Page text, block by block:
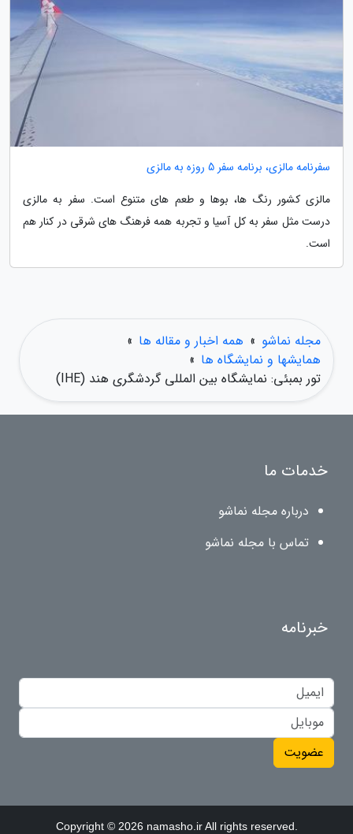
سفرنامه مالزی، برنامه سفر 5 روزه به مالزی
مالزی کشور رنگ ها، بوها و طعم های متنوع است. سفر به مالزی
درست مثل سفر به کل آسیا و تجربه همه فرهنگ های شرقی در کنار هم
است.
مجله نماشو » همه اخبار و مقاله ها »
همایشها و نمایشگاه ها »
تور بمبئی: نمایشگاه بین المللی گردشگری هند (IHE)
خدمات ما
درباره مجله نماشو
تماس با مجله نماشو
خبرنامه
عضویت
Copyright © 2026 namasho.ir All rights reserved.